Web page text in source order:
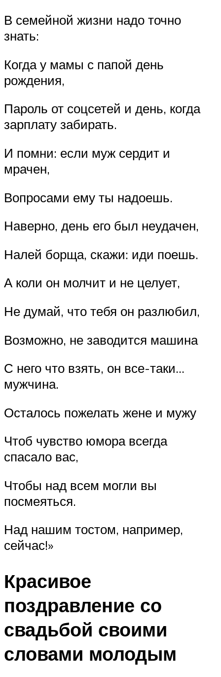
В семейной жизни надо точно
знать:
Когда у мамы с папой день
рождения,
Пароль от соцсетей и день, когда
зарплату забирать.
И помни: если муж сердит и
мрачен,
Вопросами ему ты надоешь.
Наверно, день его был неудачен,
Налей борща, скажи: иди поешь.
А коли он молчит и не целует,
Не думай, что тебя он разлюбил,
Возможно, не заводится машина
С него что взять, он все-таки…
мужчина.
Осталось пожелать жене и мужу
Чтоб чувство юмора всегда
спасало вас,
Чтобы над всем могли вы
посмеяться.
Над нашим тостом, например,
сейчас!»
Красивое
поздравление со
свадьбой своими
словами молодым